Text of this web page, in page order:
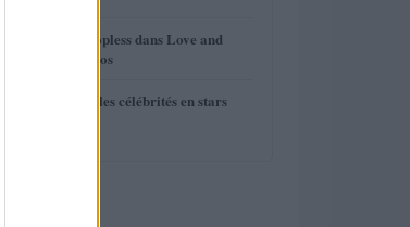
Anne Hathaway topless dans Love and
other drugs : photos
Découvrez toutes les célébrités en stars